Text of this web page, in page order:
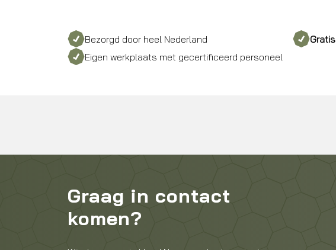
Bezorgd door heel Nederland Gratis
Eigen werkplaats met gecertificeerd personeel
Graag in contact
komen?